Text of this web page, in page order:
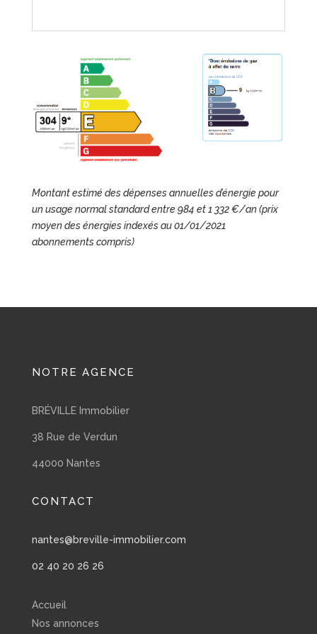
Montant estimé des dépenses annuelles d’énergie pour
un usage normal standard entre 984 et 1 332 €/an (prix
moyen des énergies indexés au 01/01/2021
abonnements compris)
NOTRE AGENCE
BRÉVILLE Immobilier
38 Rue de Verdun
44000 Nantes
CONTACT
nantes@breville-immobilier.com
02 40 20 26 26
Accueil
Nos annonces